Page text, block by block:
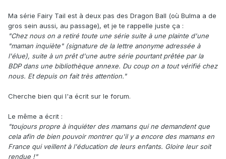
Ma série Fairy Tail est à deux pas des Dragon Ball (où Bulma a de
gros sein aussi, au passage), et je te rappelle juste ça :
"Chez nous on a retiré toute une série suite à une plainte d'une
"maman inquiète" (signature de la lettre anonyme adressée à
l'élue), suite à un prêt d'une autre série pourtant prêtée par la
BDP dans une bibliothèque annexe. Du coup on a tout vérifié chez
nous. Et depuis on fait très attention."
Cherche bien qui l'a écrit sur le forum.
Le même a écrit :
"toujours propre à inquiéter des mamans qui ne demandent que
cela afin de bien pouvoir montrer qu'il y a encore des mamans en
France qui veillent à l'éducation de leurs enfants. Gloire leur soit
rendue !"